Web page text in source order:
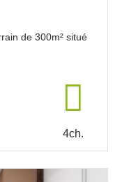
de 300m² situé
4ch.